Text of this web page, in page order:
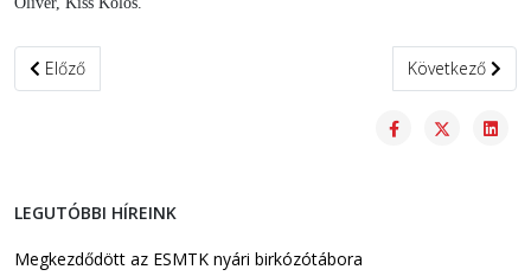
Előző cikk: Antaly: Szeretnék bizonyítani magamnak
Előző Következő
Következő
LEGUTÓBBI HÍREINK
Megkezdődött az ESMTK nyári birkózótábora